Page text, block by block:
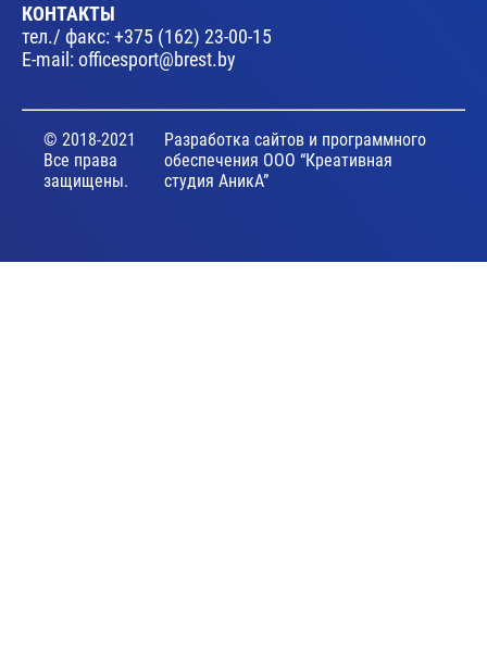
КОНТАКТЫ
тел./ факс: +375 (162) 23-00-15
E-mail: officesport@brest.by
© 2018-2021
Все права
защищены.
Разработка сайтов и программного
обеспечения ООО “Креативная
студия АникА”